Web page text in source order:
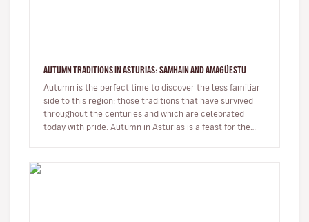
AUTUMN TRADITIONS IN ASTURIAS: SAMHAIN AND AMAGÜESTU
Autumn is the perfect time to discover the less familiar
side to this region: those traditions that have survived
throughout the centuries and which are celebrated
today with pride. Autumn in Asturias is a feast for the